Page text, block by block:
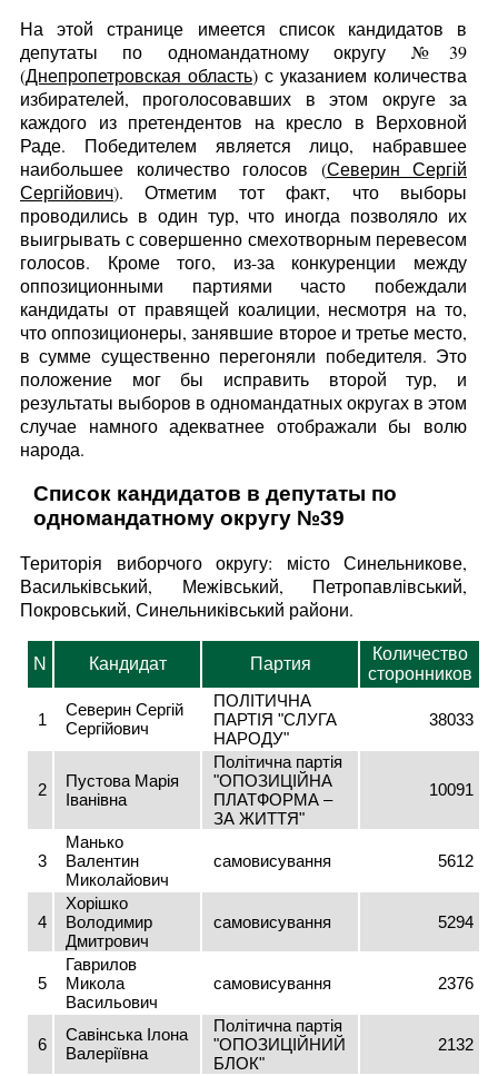
На этой странице имеется список кандидатов в
депутаты по одномандатному округу №39
(Днепропетровская область) с указанием количества
избирателей, проголосовавших в этом округе за
каждого из претендентов на кресло в Верховной
Раде. Победителем является лицо, набравшее
наибольшее количество голосов (Северин Сергій
Сергійович). Отметим тот факт, что выборы
проводились в один тур, что иногда позволяло их
выигрывать с совершенно смехотворным перевесом
голосов. Кроме того, из-за конкуренции между
оппозиционными партиями часто побеждали
кандидаты от правящей коалиции, несмотря на то,
что оппозиционеры, занявшие второе и третье место,
в сумме существенно перегоняли победителя. Это
положение мог бы исправить второй тур, и
результаты выборов в одномандатных округах в этом
случае намного адекватнее отображали бы волю
народа.
Список кандидатов в депутаты по
одномандатному округу №39
Територія виборчого округу: місто Синельникове,
Васильківський, Межівський, Петропавлівський,
Покровський, Синельниківський райони.
N Кандидат Партия
Количество
сторонников
1
Северин Сергій
Сергійович
ПОЛІТИЧНА
ПАРТІЯ "СЛУГА
НАРОДУ"
38033
2
Пустова Марія
Іванівна
Політична партія
"ОПОЗИЦІЙНА
ПЛАТФОРМА –
ЗА ЖИТТЯ"
10091
3
Манько
Валентин
Миколайович
самовисування 5612
4
Хорішко
Володимир
Дмитрович
самовисування 5294
5
Гаврилов
Микола
Васильович
самовисування 2376
6
Савінська Ілона
Валеріївна
Політична партія
"ОПОЗИЦІЙНИЙ
БЛОК"
2132